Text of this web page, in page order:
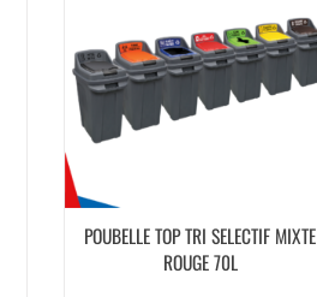
POUBELLE TOP TRI SELECTIF MIXTE
ROUGE 70L